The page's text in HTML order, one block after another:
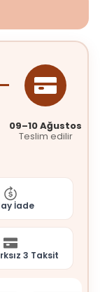
09–10 Ağustos
Teslim edilir
İade
3 Taksit